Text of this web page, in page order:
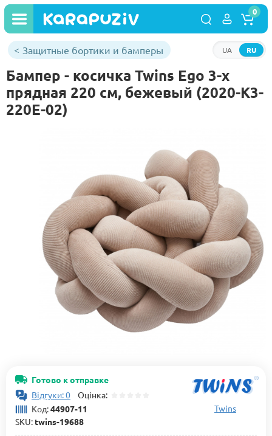
RU
UA
0
Защитные бортики и бамперы
Бампер - косичка Twins Ego 3-х
прядная 220 см, бежевый (2020-K3-
220E-02)
Готово к отправке
Відгуки: 0 Оцінка:
Код:44907-11
SKU: twins-19688
Twins